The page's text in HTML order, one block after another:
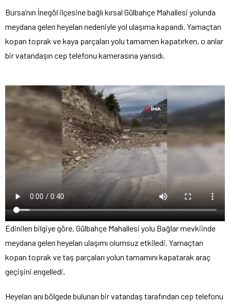
Bursa’nın İnegöl ilçesine bağlı kırsal Gülbahçe Mahallesi yolunda
meydana gelen heyelan nedeniyle yol ulaşıma kapandı. Yamaçtan
kopan toprak ve kaya parçaları yolu tamamen kapatırken, o anlar
bir vatandaşın cep telefonu kamerasına yansıdı.
Edinilen bilgiye göre, Gülbahçe Mahallesi yolu Bağlar mevkiinde
meydana gelen heyelan ulaşımı olumsuz etkiledi. Yamaçtan
kopan toprak ve taş parçaları yolun tamamını kapatarak araç
geçişini engelledi.
Heyelan anı bölgede bulunan bir vatandaş tarafından cep telefonu